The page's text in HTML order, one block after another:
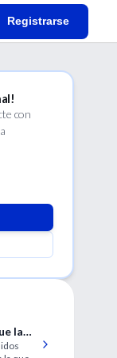
Registrarse
con
la